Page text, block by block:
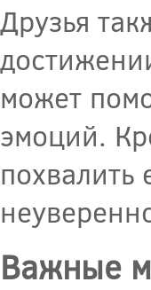
Друзья
может
эмоций.
Важные